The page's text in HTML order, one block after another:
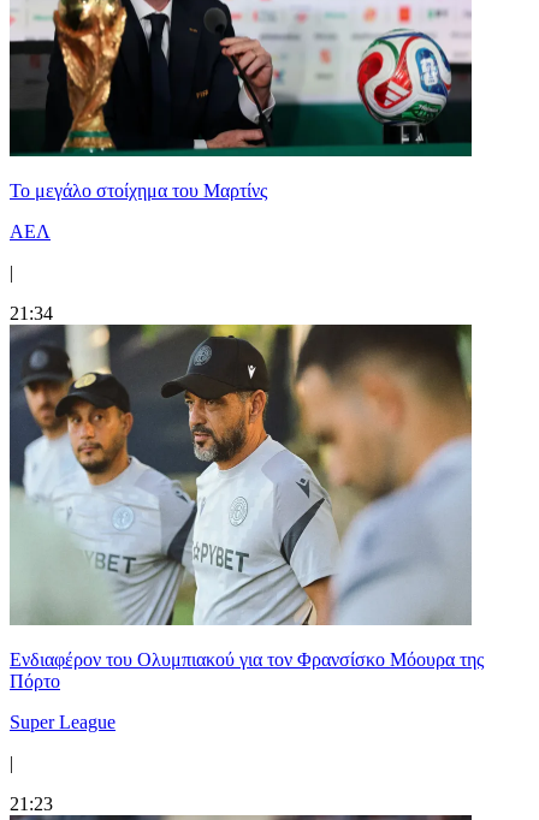
Το μεγάλο στοίχημα του Μαρτίνς
ΑΕΛ
|
21:34
Ενδιαφέρον του Ολυμπιακού για τον Φρανσίσκο Μόουρα της
Πόρτο
Super League
|
21:23